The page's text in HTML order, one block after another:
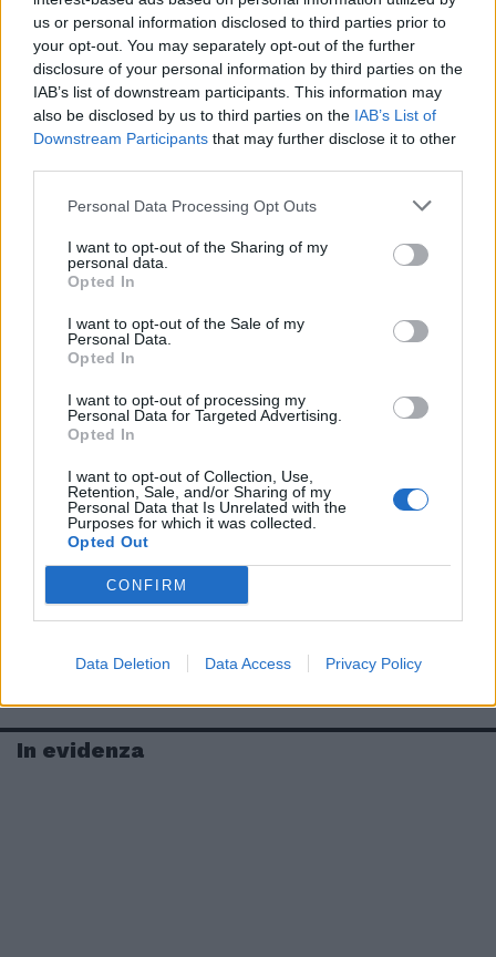
us or personal information disclosed to third parties prior to
your opt-out. You may separately opt-out of the further
disclosure of your personal information by third parties on the
IAB’s list of downstream participants. This information may
also be disclosed by us to third parties on the IAB’s List of
Downstream Participants that may further disclose it to other
Personal Data Processing Opt Outs
I want to opt-out of the Sharing of my
personal data.
Opted In
I want to opt-out of the Sale of my
Personal Data.
Opted In
I want to opt-out of processing my
Personal Data for Targeted Advertising.
Opted In
I want to opt-out of Collection, Use,
Retention, Sale, and/or Sharing of my
Personal Data that Is Unrelated with the
Purposes for which it was collected.
Opted Out
CONFIRM
Data Deletion Data Access Privacy Policy
In evidenza